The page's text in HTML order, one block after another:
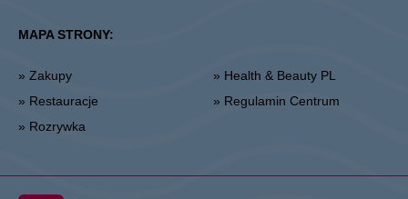
MAPA STRONY:
» Zakupy
» Restauracje
» Rozrywka
» Health & Beauty PL
» Regulamin Centrum